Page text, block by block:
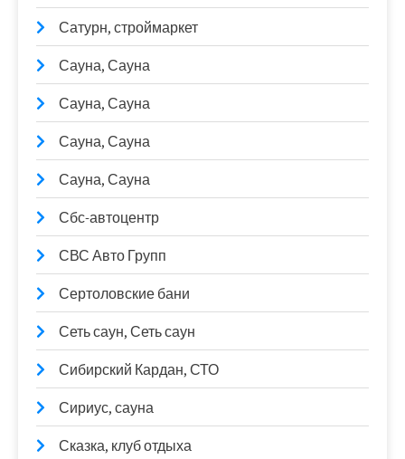
Сатурн, строймаркет
Сауна, Сауна
Сауна, Сауна
Сауна, Сауна
Сауна, Сауна
Сбс-автоцентр
СВС Авто Групп
Сертоловские бани
Сеть саун, Сеть саун
Сибирский Кардан, СТО
Сириус, сауна
Сказка, клуб отдыха